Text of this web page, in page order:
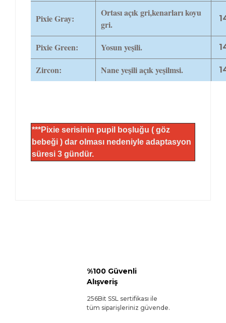
Pixie Gray:
Ortası açık gri,kenarları koyu
gri.
Pixie Green: Yosun yeşili.
Zircon: Nane yeşili açık yeşilmsi.
***Pixie serisinin pupil boşluğu ( göz
bebeği ) dar olması nedeniyle adaptasyon
süresi 3 gündür.
%100 Güvenli
Alışveriş
256Bit SSL sertifikası ile
tüm siparişleriniz güvende.